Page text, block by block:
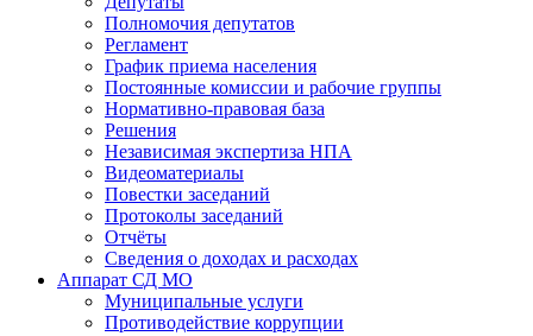
Полномочия депутатов
Регламент
График приема населения
Постоянные комиссии и рабочие группы
Нормативно-правовая база
Решения
Независимая экспертиза НПА
Видеоматериалы
Повестки заседаний
Протоколы заседаний
Отчёты
Сведения о доходах и расходах
Аппарат СД МО
Муниципальные услуги
Противодействие коррупции